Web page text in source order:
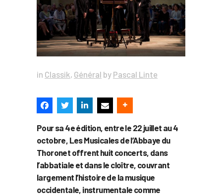
in Classik, Général by Pascal Linte
Pour sa 4e édition, entre le 22 juillet au 4
octobre, Les Musicales de l’Abbaye du
Thoronet offrent huit concerts, dans
l’abbatiale et dans le cloître, couvrant
largement l’histoire de la musique
occidentale, instrumentale comme